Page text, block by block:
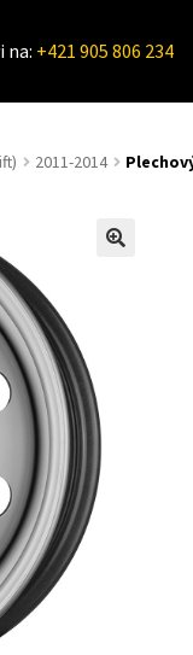
na: +421 905 806 234
2011-2014